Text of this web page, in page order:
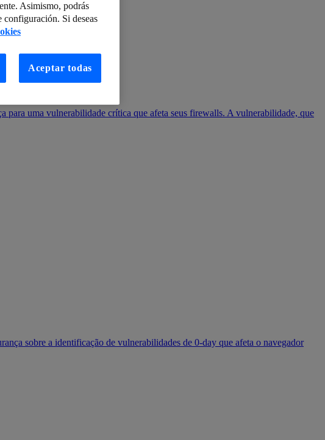
uma vulnerabilidade crítica que afeta seus firewalls. A vulnerabilidade, que
sobre a identificação de vulnerabilidades de 0-day que afeta o navegador
Asimismo, podrás
configuración. Si deseas
Aceptar todas